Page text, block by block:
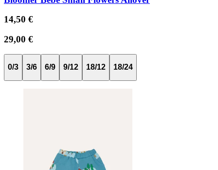
14,50 €
29,00 €
0/3 3/6 6/9 9/12 18/12 18/24